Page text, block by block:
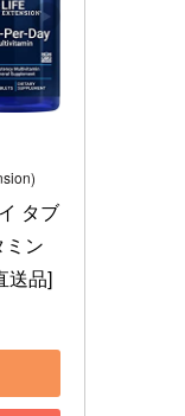
タブ
ミン
送品]